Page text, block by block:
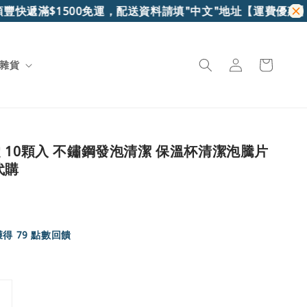
遞滿$1500免運，配送資料請填"中文"地址【運費優惠】
貨
顆入 不鏽鋼發泡清潔 保溫杯清潔泡騰片
購
79 點數回饋